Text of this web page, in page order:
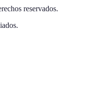
reservados.